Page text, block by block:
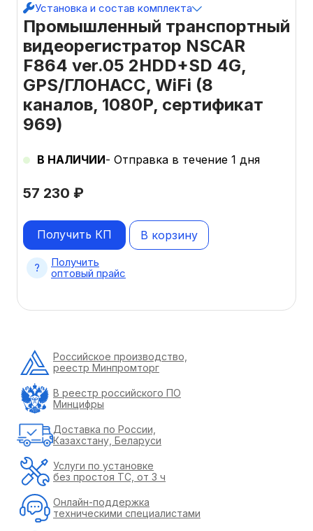
Промышленный транспортный
видеорегистратор NSCAR
F864 ver.05 2HDD+SD 4G,
GPS/ГЛОНАСС, WiFi (8
каналов, 1080P, сертификат
969)
57 230 ₽
В НАЛИЧИИ- Отправка в течение 1 дня
Установка и состав комплекта
В корзину
Получить КП
Получить
оптовый прайс
Российское производство,
реестр Минпромторг
В реестр российского ПО
Минцифры
Доставка по России,
Казахстану, Беларуси
Услуги по установке
без простоя ТС, от 3 ч
Онлайн-поддержка
техническими специалистами